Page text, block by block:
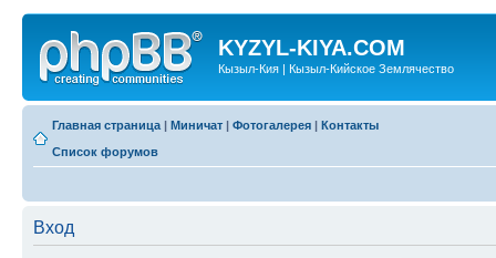
KYZYL-KIYA.COM
Кызыл-Кия | Кызыл-Кийское Землячество
Главная страница | Миничат | Фотогалерея | Контакты
Список форумов
Вход